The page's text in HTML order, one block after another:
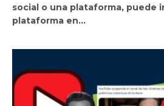
social o una plataforma, puede
plataforma en…